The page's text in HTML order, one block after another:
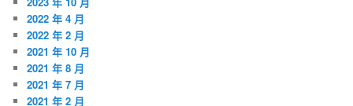
2022 年 4 月
2022 年 2 月
2021 年 10 月
2021 年 8 月
2021 年 7 月
2021 年 2 月